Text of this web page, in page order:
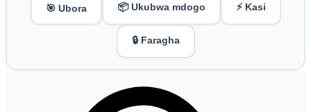
🎯 Ubora 📦 Ukubwa mdogo ⚡ Kasi
🔒 Faragha